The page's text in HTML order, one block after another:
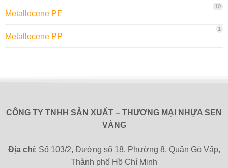
Metallocene PE
10
Metallocene PP
1
CÔNG TY TNHH SẢN XUẤT – THƯƠNG MẠI NHỰA SEN
VÀNG
Địa chỉ: Số 103/2, Đường số 18, Phường 8, Quận Gò Vấp,
Thành phố Hồ Chí Minh